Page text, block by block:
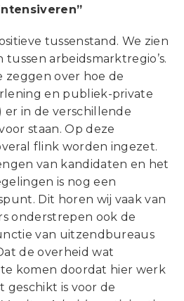
tussenstand. We zien
arbeidsmarktregio’s.
zeggen over hoe de
en publiek-private
er in de verschillende
staan. Op deze
flink worden ingezet.
van kandidaten en het
is nog een
Dit horen wij vaak van
onderstrepen ook de
van uitzendbureaus
de overheid wat
komen doordat hier werk
geschikt is voor de